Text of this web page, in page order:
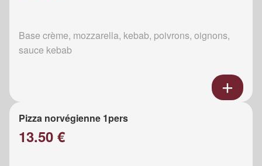
Base crème, mozzarella, kebab, poivrons, oignons,
sauce kebab
Pizza norvégienne 1pers
13.50 €